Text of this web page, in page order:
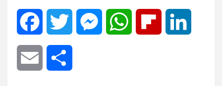
Facebook Twitter MessengerWhatsApp Flipboard
Email